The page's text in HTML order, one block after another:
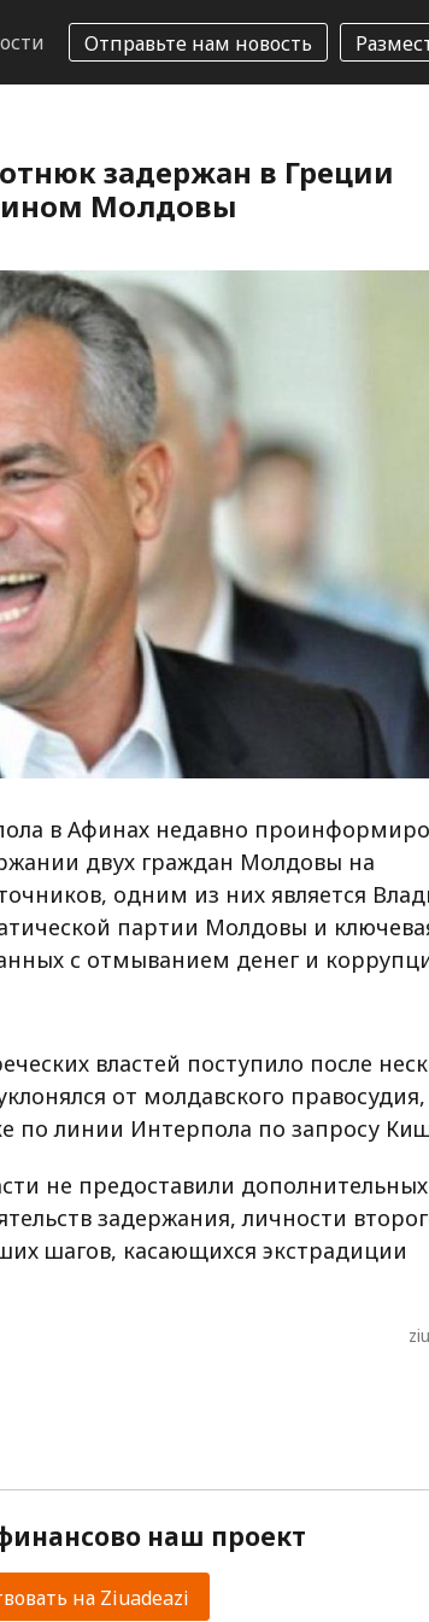
Отправьте нам новость
задержан в Греции
Молдовы
в Афинах недавно
двух граждан Молдовы на
одним из них является
партии Молдовы и
с отмыванием денег и
властей поступило после
от молдавского правосудия,
по линии Интерпола по запросу
не предоставили дополнительных
задержания, личности
шагов, касающихся экстрадиции
наш проект
на Ziuadeazi